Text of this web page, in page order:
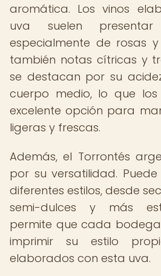
aromática. Los vinos
uva suelen
especialmente de rosas
también notas cítricas y
se destacan por su
cuerpo medio, lo que
excelente opción para
ligeras y frescas.
Además, el Torrontés
por su versatilidad.
diferentes estilos, desde
semi-dulces y más
permite que cada
imprimir su estilo
elaborados con esta uva.